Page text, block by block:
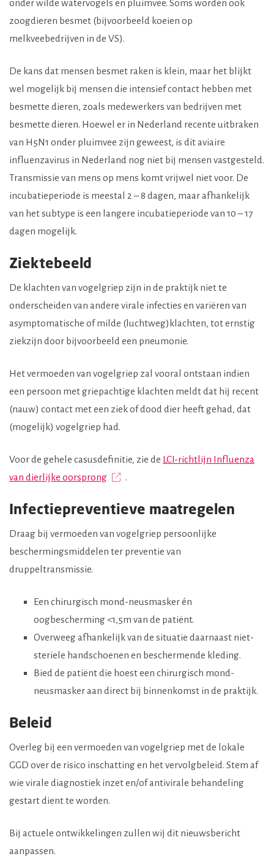
onder wilde watervogels en pluimvee. Soms worden ook
zoogdieren besmet (bijvoorbeeld koeien op
melkveebedrijven in de VS).
De kans dat mensen besmet raken is klein, maar het blijkt
wel mogelijk bij mensen die intensief contact hebben met
besmette dieren, zoals medewerkers van bedrijven met
besmette dieren. Hoewel er in Nederland recente uitbraken
van H5N1 onder pluimvee zijn geweest, is dit aviaire
influenzavirus in Nederland nog niet bij mensen vastgesteld.
Transmissie van mens op mens komt vrijwel niet voor. De
incubatieperiode is meestal 2 – 8 dagen, maar afhankelijk
van het subtype is een langere incubatieperiode van 10 – 17
dagen mogelijk.
Ziektebeeld
De klachten van vogelgriep zijn in de praktijk niet te
onderscheiden van andere virale infecties en variëren van
asymptomatische of milde (luchtweg)klachten, tot ernstig
ziekzijn door bijvoorbeeld een pneumonie.
Het vermoeden van vogelgriep zal vooral ontstaan indien
een persoon met griepachtige klachten meldt dat hij recent
(nauw) contact met een ziek of dood dier heeft gehad, dat
(mogelijk) vogelgriep had.
Voor de gehele casusdefinitie, zie de LCI-richtlijn Influenza
van dierlijke oorsprong
.
Infectiepreventieve maatregelen
Draag bij vermoeden van vogelgriep persoonlijke
beschermingsmiddelen ter preventie van
druppeltransmissie.
Een chirurgisch mond-neusmasker én
oogbescherming <1,5m van de patiënt.
Overweeg afhankelijk van de situatie daarnaast niet-
steriele handschoenen en beschermende kleding.
Bied de patiënt die hoest een chirurgisch mond-
neusmasker aan direct bij binnenkomst in de praktijk.
Beleid
Overleg bij een vermoeden van vogelgriep met de lokale
GGD over de risico inschatting en het vervolgbeleid. Stem af
wie virale diagnostiek inzet en/of antivirale behandeling
gestart dient te worden.
Bij actuele ontwikkelingen zullen wij dit nieuwsbericht
aanpassen.